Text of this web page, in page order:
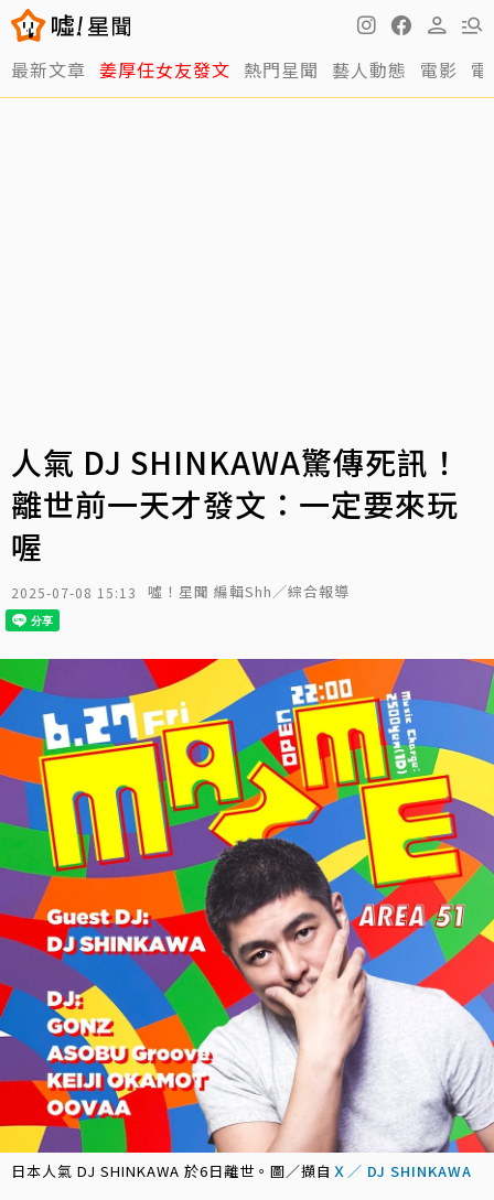
最新文章 姜厚任女友發文 熱門星聞 藝人動態 電影
人氣 DJ SHINKAWA驚傳死訊！
離世前一天才發文：一定要來玩
喔
2025-07-08 15:13 噓！星聞 編輯Shh／綜合報導
日本人氣 DJ SHINKAWA 於6日離世。圖／擷自 Ｘ／ DJ SHINKAWA